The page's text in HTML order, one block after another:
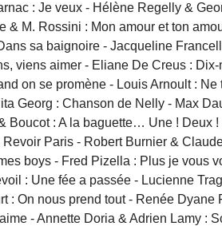
: Je veux - Hélène Regelly &
M. Rossini : Mon amour et ton
sa baignoire - Jacqueline
viens aimer - Eliane De Creus :
on se promène - Louis Arnoult :
Georg : Chanson de Nelly - Max
: A la baguette… Une !
Paris - Robert Burnier &
boys - Fred Pizella : Plus je vous
: Une fée a passée - Lucienne
On nous prend tout - Renée
- Annette Doria & Adrien Lamy